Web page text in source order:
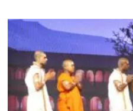
विरुद्ध
जनभागीदारी
से
चलाना